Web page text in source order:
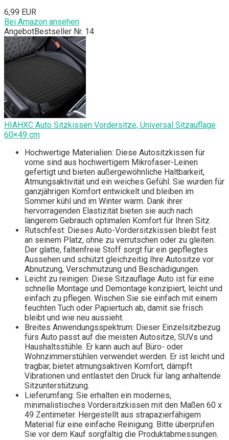
6,99 EUR
Bei Amazon ansehen
AngebotBestseller Nr. 14
HIAHXC Auto Sitzkissen Vordersitze, Universal Sitzauflage
60×49 cm
Hochwertige Materialien: Diese Autositzkissen für
vorne sind aus hochwertigem Mikrofaser-Leinen
gefertigt und bieten außergewöhnliche Haltbarkeit,
Atmungsaktivität und ein weiches Gefühl. Sie wurden für
ganzjährigen Komfort entwickelt und bleiben im
Sommer kühl und im Winter warm. Dank ihrer
hervorragenden Elastizität bieten sie auch nach
längerem Gebrauch optimalen Komfort für Ihren Sitz.
Rutschfest: Dieses Auto-Vordersitzkissen bleibt fest
an seinem Platz, ohne zu verrutschen oder zu gleiten.
Der glatte, faltenfreie Stoff sorgt für ein gepflegtes
Aussehen und schützt gleichzeitig Ihre Autositze vor
Abnutzung, Verschmutzung und Beschädigungen.
Leicht zu reinigen: Diese Sitzauflage Auto ist für eine
schnelle Montage und Demontage konzipiert, leicht und
einfach zu pflegen. Wischen Sie sie einfach mit einem
feuchten Tuch oder Papiertuch ab, damit sie frisch
bleibt und wie neu aussieht.
Breites Anwendungsspektrum: Dieser Einzelsitzbezug
fürs Auto passt auf die meisten Autositze, SUVs und
Haushaltsstühle. Er kann auch auf Büro- oder
Wohnzimmerstühlen verwendet werden. Er ist leicht und
tragbar, bietet atmungsaktiven Komfort, dämpft
Vibrationen und entlastet den Druck für lang anhaltende
Sitzunterstützung.
Lieferumfang: Sie erhalten ein modernes,
minimalistisches Vordersitzkissen mit den Maßen 60 x
49 Zentimeter. Hergestellt aus strapazierfähigem
Material für eine einfache Reinigung. Bitte überprüfen
Sie vor dem Kauf sorgfältig die Produktabmessungen.